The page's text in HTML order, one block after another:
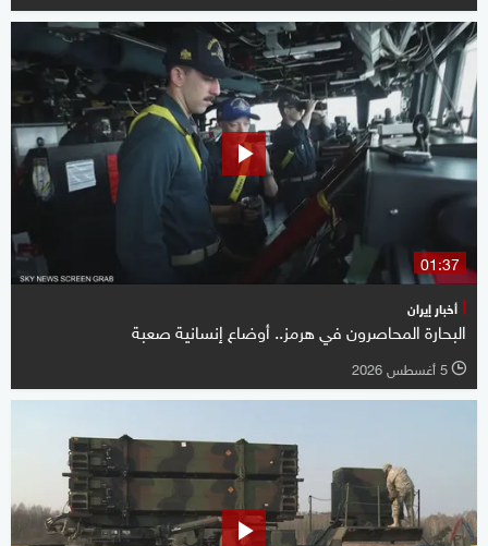
01:37
أخبار إيران
البحارة المحاصرون في هرمز.. أوضاع إنسانية صعبة
l 5 أغسطس 2026